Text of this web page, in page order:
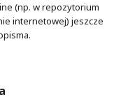
(np. w repozytorium
internetowej) jeszcze